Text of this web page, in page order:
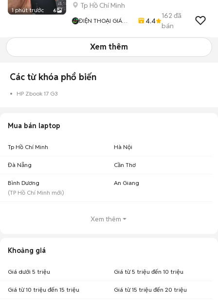
1 phút trước 6
Tp Hồ Chí Minh
ĐIỆN THOẠI GIÁ
4.4
162 đã
bán
Xem thêm
Các từ khóa phổ biến
HP Zbook 17 G3
Mua bán laptop
Tp Hồ Chí Minh Hà Nội
Đà Nẵng Cần Thơ
Bình Dương
(TP Hồ Chí Minh mới)
An Giang
Xem thêm
Khoảng giá
Giá dưới 5 triệu Giá từ 5 triệu đến 10 triệu
Giá từ 10 triệu đến 15 triệu Giá từ 15 triệu đến 20 triệu